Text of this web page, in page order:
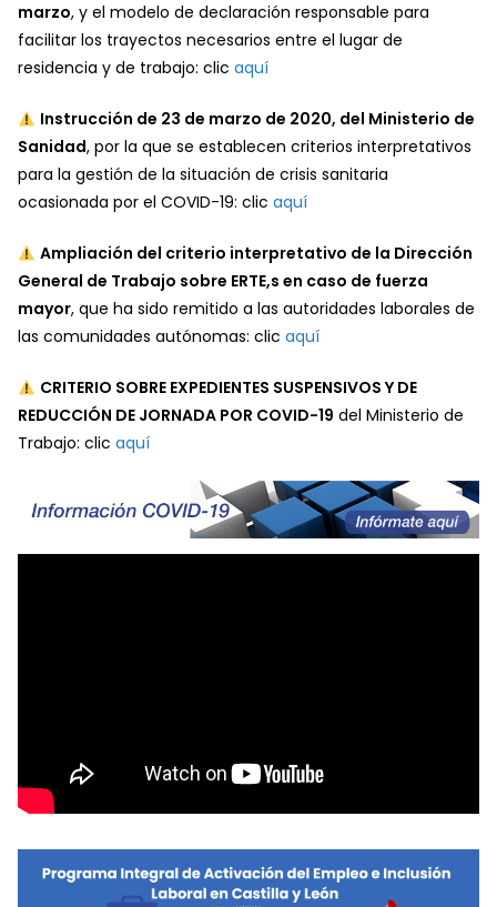
marzo, y el modelo de declaración responsable para
facilitar los trayectos necesarios entre el lugar de
residencia y de trabajo: clic aquí
Instrucción de 23 de marzo de 2020, del Ministerio de
Sanidad, por la que se establecen criterios interpretativos
para la gestión de la situación de crisis sanitaria
ocasionada por el COVID-19: clic aquí
Ampliación del criterio interpretativo de la Dirección
General de Trabajo sobre ERTE,s en caso de fuerza
mayor, que ha sido remitido a las autoridades laborales de
las comunidades autónomas: clic aquí
CRITERIO SOBRE EXPEDIENTES SUSPENSIVOS Y DE
REDUCCIÓN DE JORNADA POR COVID-19 del Ministerio de
Trabajo: clic aquí